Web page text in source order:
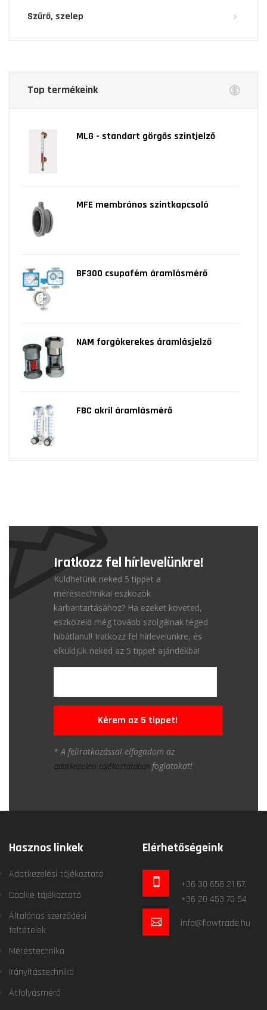
Szűrő, szelep
Top termékeink
MLG - standart görgős szintjelző
MFE membrános szintkapcsoló
BF300 csupafém áramlásmérő
NAM forgókerekes áramlásjelző
FBC akril áramlásmérő
Iratkozz fel hírlevelünkre!
Küldhetünk neked 5 tippet a
méréstechnikai eszközök
karbantartásához? Ha ezeket követed,
eszközeid még tovább szolgálnak téged
hibátlanul! Iratkozz fel hírlevelünkre, és
elküldjük neked az 5 tippet ajándékba!
Kérem az 5 tippet!
* A feliratkozással elfogadom az
adatkezelési tájékoztatóbanfoglatakat!
Hasznos linkek
Adatkezelési tájékoztató
Cookie tájékoztató
Általános szerződési
feltételek
Méréstechnika
Irányítástechnika
Átfolyásmérő
Elérhetőségeink
+36 30 658 21 67,
+36 20 453 70 54
info@flowtrade.hu